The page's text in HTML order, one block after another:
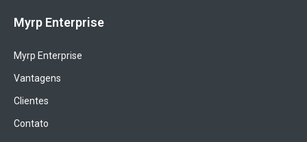
Myrp Enterprise
Myrp Enterprise
Vantagens
Clientes
Contato